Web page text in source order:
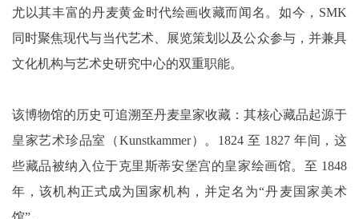
尤以其丰富的丹麦黄金时代绘画收藏而闻名。如今，SMK
同时聚焦现代与当代艺术、展览策划以及公众参与，并兼具
文化机构与艺术史研究中心的双重职能。
该博物馆的历史可追溯至丹麦皇家收藏：其核心藏品起源于
皇家艺术珍品室（Kunstkammer）。1824 至 1827 年间，这
些藏品被纳入位于克里斯蒂安堡宫的皇家绘画馆。至 1848
年，该机构正式成为国家机构，并定名为“丹麦国家美术